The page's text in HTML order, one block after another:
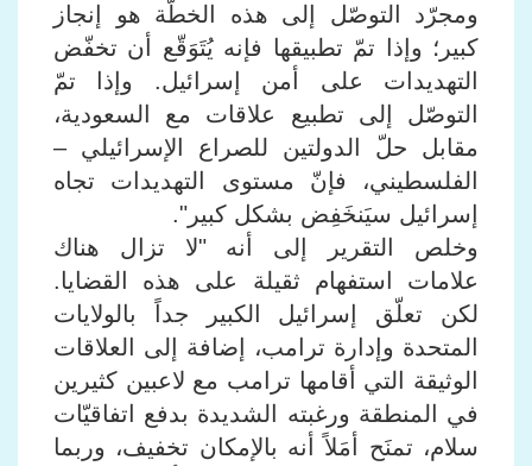
ومجرّد التوصّل إلى هذه الخطّة هو إنجاز
كبير؛ وإذا تمّ تطبيقها فإنه يُتَوَقّع أن تخفّض
التهديدات على أمن إسرائيل. وإذا تمّ
التوصّل إلى تطبيع علاقات مع السعودية،
مقابل حلّ الدولتين للصراع الإسرائيلي –
الفلسطيني، فإنّ مستوى التهديدات تجاه
إسرائيل سيَنخَفِض بشكل كبير".
وخلص التقرير إلى أنه "لا تزال هناك
علامات استفهام ثقيلة على هذه القضايا.
لكن تعلّق إسرائيل الكبير جداً بالولايات
المتحدة وإدارة ترامب، إضافة إلى العلاقات
الوثيقة التي أقامها ترامب مع لاعبين كثيرين
في المنطقة ورغبته الشديدة بدفع اتفاقيّات
سلام، تمنَح أمَلاً أنه بالإمكان تخفيف، وربما